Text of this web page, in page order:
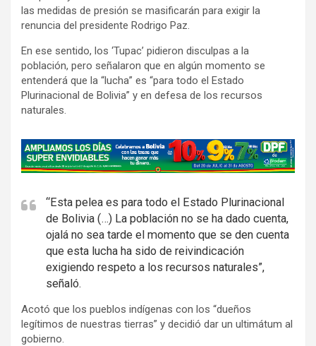
las medidas de presión se masificarán para exigir la
renuncia del presidente Rodrigo Paz.
En ese sentido, los ‘Tupac’ pidieron disculpas a la
población, pero señalaron que en algún momento se
entenderá que la “lucha” es “para todo el Estado
Plurinacional de Bolivia” y en defesa de los recursos
naturales.
A
d
e
m
e
“Esta pelea es para todo el Estado Plurinacional
de Bolivia (…) La población no se ha dado cuenta,
ojalá no sea tarde el momento que se den cuenta
que esta lucha ha sido de reivindicación
exigiendo respeto a los recursos naturales”,
señaló.
Acotó que los pueblos indígenas con los “dueños
legítimos de nuestras tierras” y decidió dar un ultimátum al
gobierno.